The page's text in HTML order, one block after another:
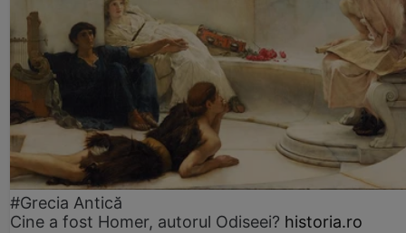
#Grecia Antică
Cine a fost Homer, autorul Odiseei? historia.ro